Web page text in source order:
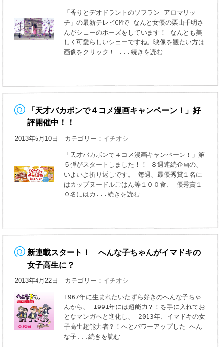
「香りとデオドラントのソフラン アロマリッ
チ」の最新テレビCMで なんと女優の栗山千明さ
んがシェーのポーズをしています！ なんとも美
しく可愛らしいシェーですね。映像を観たい方は
画像をクリック！
...続きを読む
「天才バカボンで４コメ漫画キャンペーン！」好
評開催中！！
2013年5月10日 カテゴリー： イチオシ
「天才バカボンで４コメ漫画キャンペーン！」第
５弾がスタートしました！！ ８週連続企画の、
いよいよ折り返しです。 毎週、最優秀賞１名に
はカップヌードルごはん等１００食、 優秀賞１
０名にはカ ...続きを読む
新連載スタート！ へんな子ちゃんがイマドキの
女子高生に？
2013年4月22日 カテゴリー： イチオシ
1967年に生まれたいたずら好きのへんな子ちゃ
んから、 1991年には超能力？！を手に入れてお
となマンガへと進化し、 2013年、イマドキの女
子高生超能力者？！へとパワーアップした へん
な子 ...続きを読む